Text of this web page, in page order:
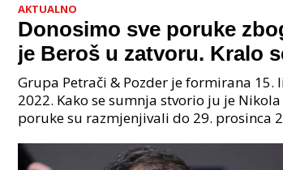
AKTUALNO
Donosimo sve poruke
je Beroš u zatvoru. Kralo
godinama. Tko će iz vlade
sljedeći uhićen?
Grupa Petrači & Pozder je formirana 15.
2022. Kako se sumnja stvorio ju je Nikola
poruke su razmjenjivali do 29. prosinca